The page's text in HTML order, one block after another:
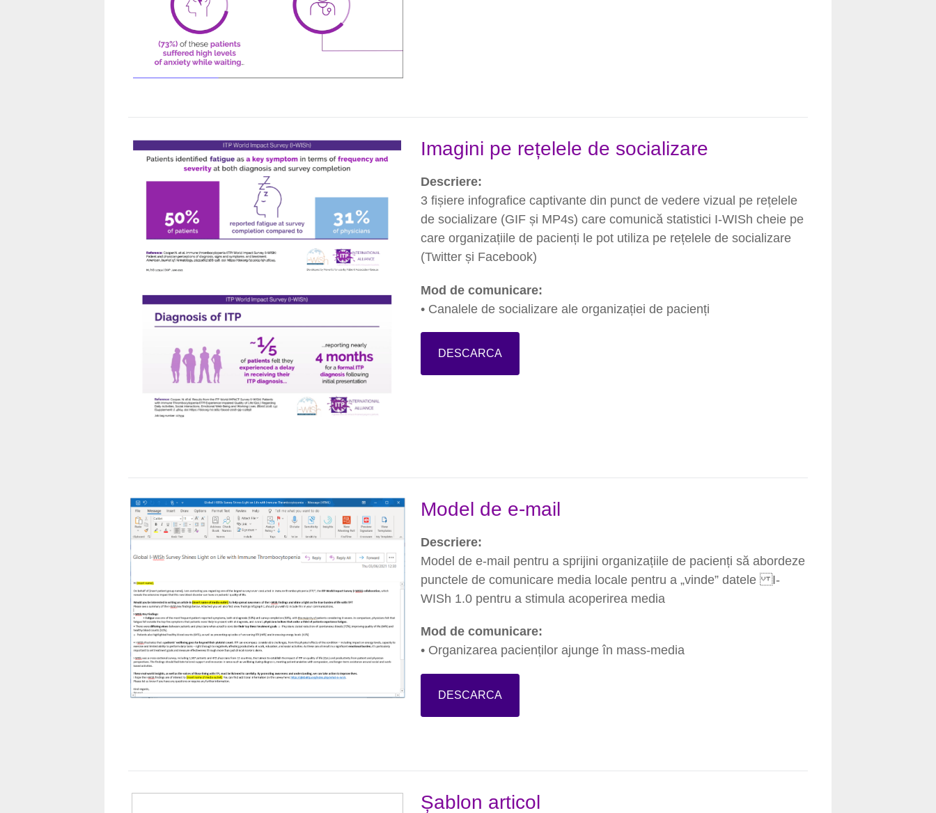
Imagini pe rețelele de socializare
Descriere:
3 fișiere infografice captivante din punct de vedere vizual pe rețelele
de socializare (GIF și MP4s) care comunică statistici I-WISh cheie pe
care organizațiile de pacienți le pot utiliza pe rețelele de socializare
(Twitter și Facebook)
Mod de comunicare:
• Canalele de socializare ale organizației de pacienți
DESCARCA
Model de e-mail
Descriere:
Model de e-mail pentru a sprijini organizațiile de pacienți să abordeze
punctele de comunicare media locale pentru a „vinde” datele I-
WISh 1.0 pentru a stimula acoperirea media
Mod de comunicare:
• Organizarea pacienților ajunge în mass-media
DESCARCA
Șablon articol